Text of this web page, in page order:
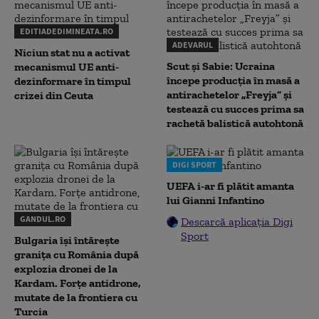
EDITIADEDIMINEATA.RO
Niciun stat nu a activat
mecanismul UE anti-
dezinformare în timpul
crizei din Ceuta
ADEVARUL
Scut și Sabie: Ucraina
începe producția în masă a
antirachetelor „Freyja” și
testează cu succes prima sa
rachetă balistică autohtonă
GANDUL.RO
Bulgaria își întărește
granița cu România după
explozia dronei de la
Kardam. Forțe antidrone,
mutate de la frontiera cu
Turcia
DIGI SPORT
UEFA i-ar fi plătit amanta
lui Gianni Infantino
Descarcă aplicația Digi
Sport